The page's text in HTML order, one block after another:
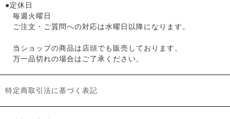
●定休日
毎週火曜日
ご注文・ご質問への対応は水曜日以降になります。
当ショップの商品は店頭でも販売しております。
万一品切れの場合はご了承ください。
特定商取引法に基づく表記